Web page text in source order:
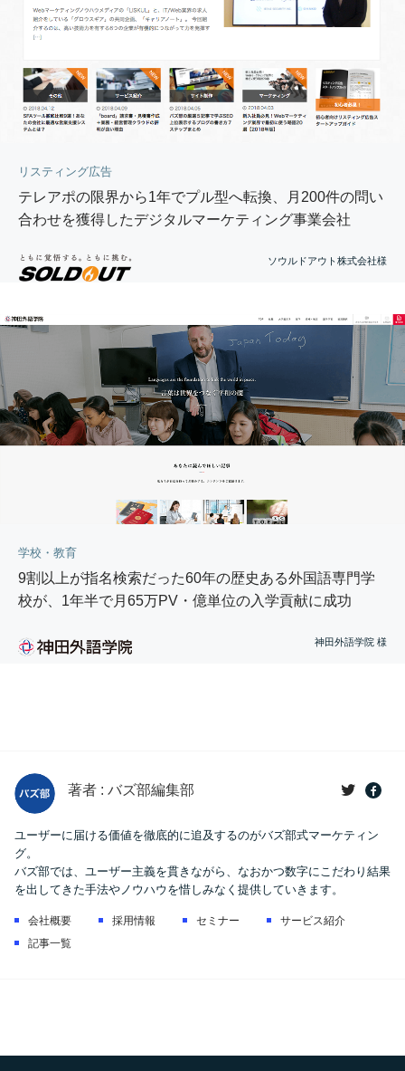
リスティング広告
テレアポの限界から1年でプル型へ転換、月200件の問い
合わせを獲得したデジタルマーケティング事業会社
ソウルドアウト株式会社様
学校・教育
9割以上が指名検索だった60年の歴史ある外国語専門学
校が、1年半で月65万PV・億単位の入学貢献に成功
神田外語学院 様
著者 : バズ部編集部
ユーザーに届ける価値を徹底的に追及するのがバズ部式マーケティン
グ。
バズ部では、ユーザー主義を貫きながら、なおかつ数字にこだわり結果
を出してきた手法やノウハウを惜しみなく提供していきます。
会社概要 採用情報 セミナー
サービス紹介
記事一覧